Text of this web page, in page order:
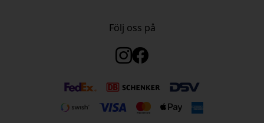
www.pipetto.se
Följ oss på